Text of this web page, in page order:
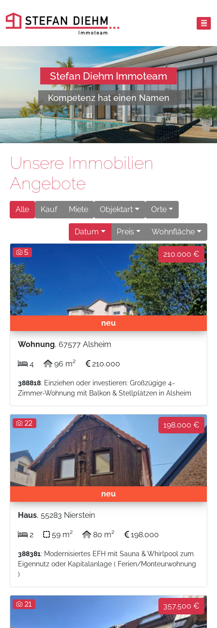
Stefan Diehm Immoteam
Kompetenz hat einen Namen
Unsere Immobilien
Angebote
Alle Kauf Miete Objektart Orte
Datum Preis Wohnfläche
neu
5 210.000 €
Wohnung, 67577 Alsheim
4 96 m² 210.000
388818: Einziehen oder investieren: Großzügige 4-
Zimmer-Wohnung mit Balkon & Stellplätzen in Alsheim
neu
22 198.000 €
Haus, 55283 Nierstein
2 59 m² 80 m² 198.000
388381: Modernisiertes EFH mit Sauna & Whirlpool zum
Eigennutz oder Kapitalanlage ( Ferien/Monteurwohnung
)
21 357.500 €